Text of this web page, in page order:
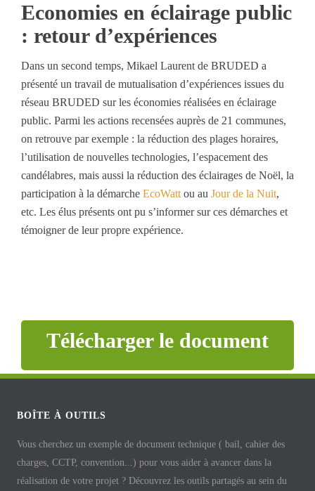
Economies en éclairage public
: retour d’expériences
Dans un second temps, Mikael Laurent de BRUDED a
présenté un travail de mutualisation d’expériences issues du
réseau BRUDED sur les économies réalisées en éclairage
public. Parmi les actions recensées auprès de 21 communes,
on retrouve par exemple : la réduction des plages horaires,
l’utilisation de nouvelles technologies, l’espacement des
candélabres, mais aussi la réduction des éclairages de Noël, la
participation à la démarche EcoWatt ou au Jour de la Nuit,
etc. Les élus présents ont pu s’informer sur ces démarches et
témoigner de leur propre expérience.
Télécharger le document
BOÎTE À OUTILS
Vous cherchez un exemple de document technique ( bail, cahier des
charges, CCTP, convention...) pour vous aider à avancer dans la
réalisation de votre projet ? Découvrez les outils partagés au sein du